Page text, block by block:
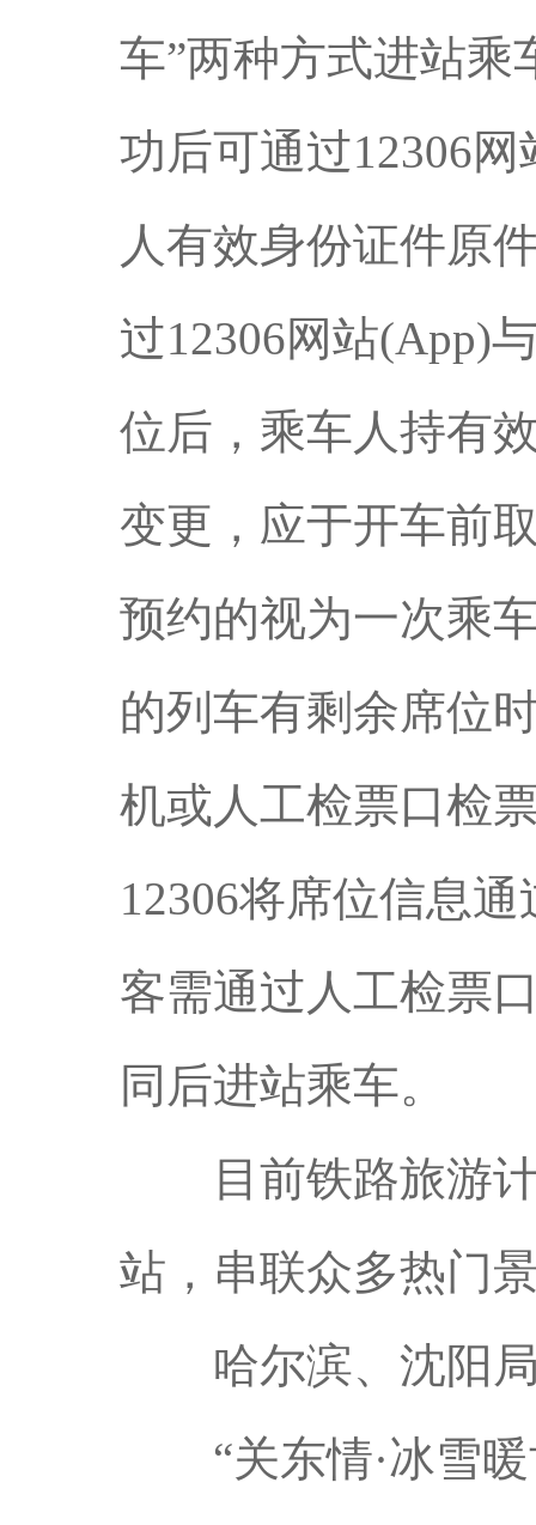
车”两种方式进站乘
功后可通过12306
人有效身份证件原
过12306网站(App)
位后，乘车人持有
变更，应于开车前
预约的视为一次乘
的列车有剩余席位
机或人工检票口检
12306将席位信息
客需通过人工检票
同后进站乘车。
目前铁路旅游计
站，串联众多热门
哈尔滨、沈阳局
“关东情·冰雪暖